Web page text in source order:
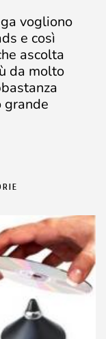
vogliono
e così
ascolta
da molto
grande